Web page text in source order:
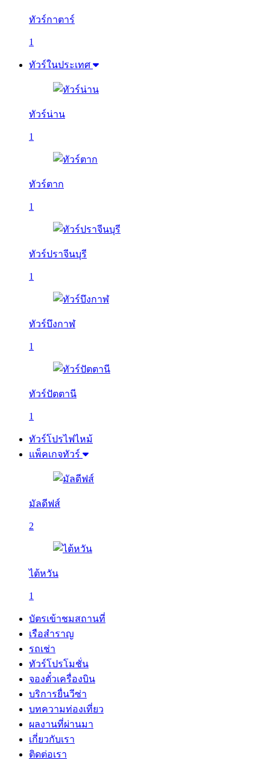
ทัวร์กาตาร์
1
ทัวร์ในประเทศ
ทัวร์น่าน
1
ทัวร์ตาก
1
ทัวร์ปราจีนบุรี
1
ทัวร์บึงกาฬ
1
ทัวร์ปัตตานี
1
ทัวร์โปรไฟไหม้
แพ็คเกจทัวร์
มัลดีฟส์
2
ไต้หวัน
1
บัตรเข้าชมสถานที่
เรือสำราญ
รถเช่า
ทัวร์โปรโมชั่น
จองตั๋วเครื่องบิน
บริการยื่นวีซ่า
บทความท่องเที่ยว
ผลงานที่ผ่านมา
เกี่ยวกับเรา
ติดต่อเรา